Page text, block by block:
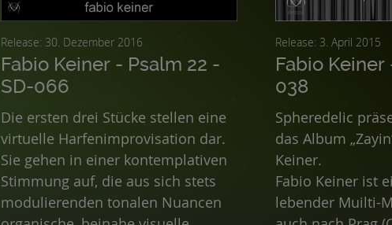
Release: 30. Dezember 2016
Fabio Keiner - Psalm 22 -
SD-066
Die ersten drei Stücke stellen eine
virtuelle Harfenimprovisation dar.
Sie gehen in einer kontemplativen
Stimmung auf, die aus sich stets
modulierenden tonalen Nuancen
Release: 3. April 2015
Fabio
038
Spheredelic
das Album
Keiner.
Fabio Keiner ist
lebender Muilti-